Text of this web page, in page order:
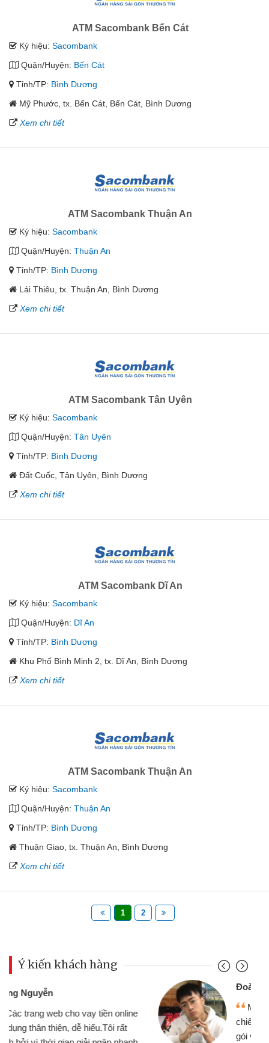
ATM Sacombank Bến Cát
Ký hiệu: Sacombank
Quận/Huyện: Bến Cát
Tỉnh/TP: Bình Dương
Mỹ Phước, tx. Bến Cát, Bến Cát, Bình Dương
Xem chi tiết
ATM Sacombank Thuận An
Ký hiệu: Sacombank
Quận/Huyện: Thuận An
Tỉnh/TP: Bình Dương
Lái Thiêu, tx. Thuận An, Bình Dương
Xem chi tiết
ATM Sacombank Tân Uyên
Ký hiệu: Sacombank
Quận/Huyện: Tân Uyên
Tỉnh/TP: Bình Dương
Đất Cuốc, Tân Uyên, Bình Dương
Xem chi tiết
ATM Sacombank Dĩ An
Ký hiệu: Sacombank
Quận/Huyện: Dĩ An
Tỉnh/TP: Bình Dương
Khu Phố Bình Minh 2, tx. Dĩ An, Bình Dương
Xem chi tiết
ATM Sacombank Thuận An
Ký hiệu: Sacombank
Quận/Huyện: Thuận An
Tỉnh/TP: Bình Dương
Thuận Giao, tx. Thuận An, Bình Dương
Xem chi tiết
1 2
Ý kiến khách hàng
Mình cần tiền gấp nên định cầm cố
chiếc xe wave nhưng thật may đã có
gói vay tiền bằng CMND online không